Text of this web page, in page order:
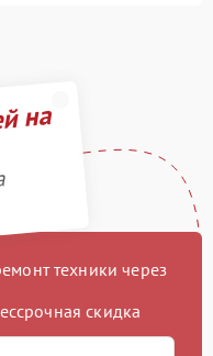
на
техники через
скидка